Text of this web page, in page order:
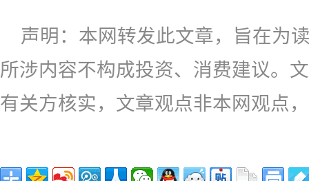
声明：本网转发此文章，旨在为
所涉内容不构成投资、消费建议。
有关方核实，文章观点非本网观点